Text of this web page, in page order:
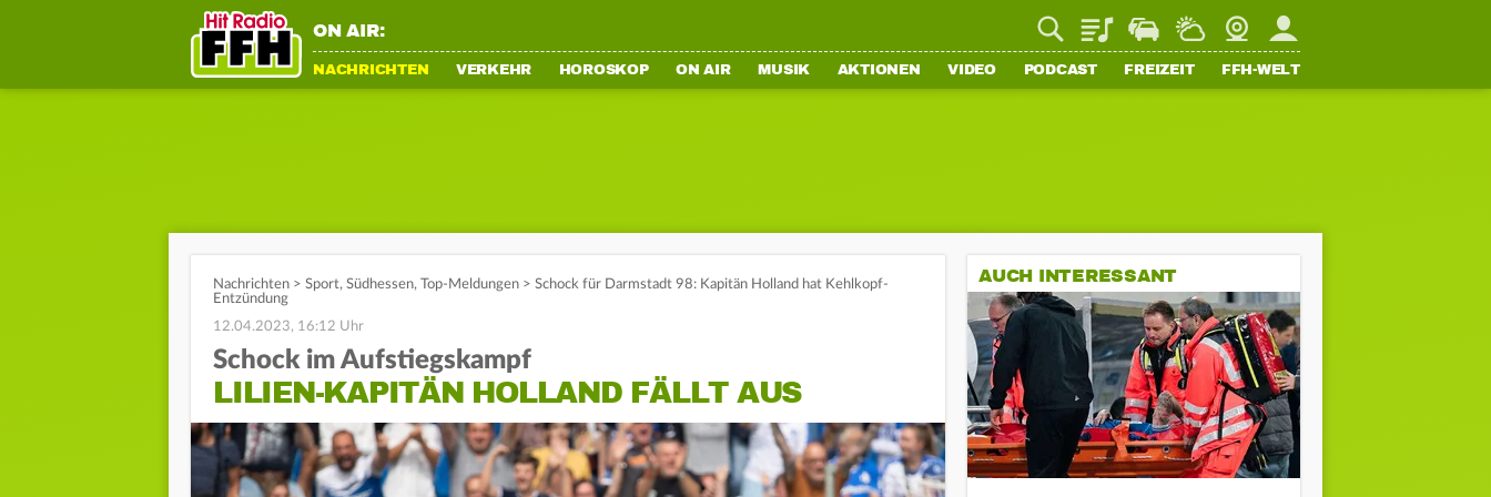
ON AIR: PlaylistStaupilotWetterWebcamMein FFH
NACHRICHTEN VERKEHR HOROSKOP ON AIR MUSIK AKTIONEN VIDEO PODCAST FREIZEIT FFH-WELT
Nachrichten > Sport, Südhessen, Top-Meldungen > Schock für Darmstadt 98: Kapitän Holland hat Kehlkopf-
Entzündung
12.04.2023, 16:12 Uhr
Schock im Aufstiegskampf
LILIEN-KAPITÄN HOLLAND FÄLLT AUS
AUCH INTERESSANT